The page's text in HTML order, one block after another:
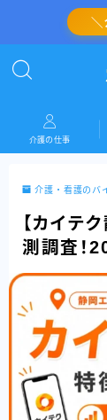
＼
MENU
介護の転職
介護の仕事
お問い合わせ
介護の仕事
介護・看護のバ
【カイテ
測調査！